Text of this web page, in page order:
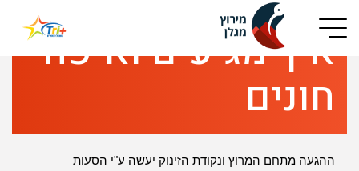
Button used only for devices with a small screen
איך מגיעים ואיפה
חונים
ההגעה מתחם המרוץ ונקודת הזינוק יעשה ע"י הסעות